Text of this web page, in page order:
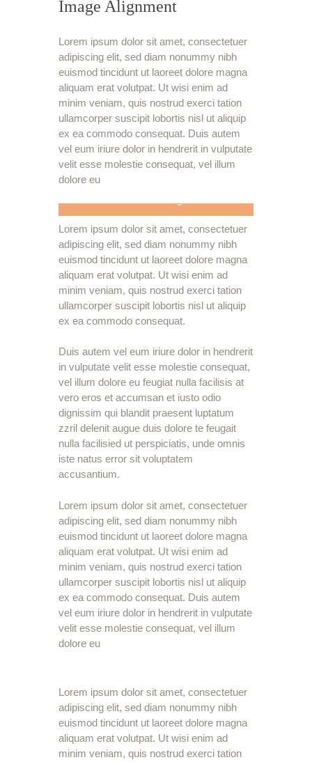
Image Alignment
Lorem ipsum dolor sit amet, consectetuer
adipiscing elit, sed diam nonummy nibh
euismod tincidunt ut laoreet dolore magna
aliquam erat volutpat. Ut wisi enim ad
minim veniam, quis nostrud exerci tation
ullamcorper suscipit lobortis nisl ut aliquip
ex ea commodo consequat. Duis autem
vel eum iriure dolor in hendrerit in vulputate
velit esse molestie consequat, vel illum
dolore eu
Lorem ipsum dolor sit amet, consectetuer
adipiscing elit, sed diam nonummy nibh
euismod tincidunt ut laoreet dolore magna
aliquam erat volutpat. Ut wisi enim ad
minim veniam, quis nostrud exerci tation
ullamcorper suscipit lobortis nisl ut aliquip
ex ea commodo consequat.
Duis autem vel eum iriure dolor in hendrerit
in vulputate velit esse molestie consequat,
vel illum dolore eu feugiat nulla facilisis at
vero eros et accumsan et iusto odio
dignissim qui blandit praesent luptatum
zzril delenit augue duis dolore te feugait
nulla facilisied ut perspiciatis, unde omnis
iste natus error sit voluptatem
accusantium.
Lorem ipsum dolor sit amet, consectetuer
adipiscing elit, sed diam nonummy nibh
euismod tincidunt ut laoreet dolore magna
aliquam erat volutpat. Ut wisi enim ad
minim veniam, quis nostrud exerci tation
ullamcorper suscipit lobortis nisl ut aliquip
ex ea commodo consequat. Duis autem
vel eum iriure dolor in hendrerit in vulputate
velit esse molestie consequat, vel illum
dolore eu
Lorem ipsum dolor sit amet, consectetuer
adipiscing elit, sed diam nonummy nibh
euismod tincidunt ut laoreet dolore magna
aliquam erat volutpat. Ut wisi enim ad
minim veniam, quis nostrud exerci tation